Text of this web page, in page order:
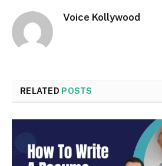
Voice Kollywood
RELATED POSTS